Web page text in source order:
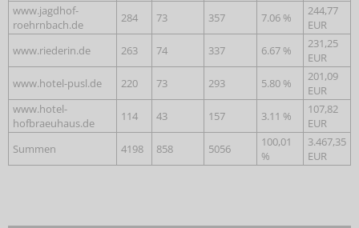
www.jagdhof-
roehrnbach.de
284 73 357 7.06 %
244,77
EUR
www.riederin.de
263 74 337 6.67 %
231,25
EUR
www.hotel-pusl.de
220 73 293 5.80 %
201,09
EUR
www.hotel-
hofbraeuhaus.de
114 43 157 3.11 %
107,82
EUR
Summen
4198 858 5056
100,01
%
3.467,35
EUR